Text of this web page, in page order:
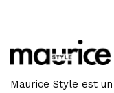
Maurice Style est